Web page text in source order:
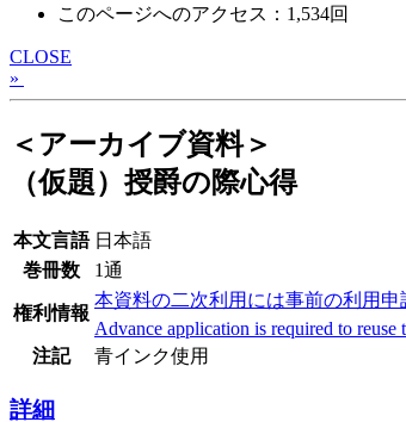
このページへのアクセス：1,534回
CLOSE
»
＜アーカイブ資料＞
（仮題）授爵の際心得
本文言語 日本語
巻冊数
1通
権利情報
本資料の二次利用には事前の利用申
Advance application is required to reuse
注記
青インク使用
詳細